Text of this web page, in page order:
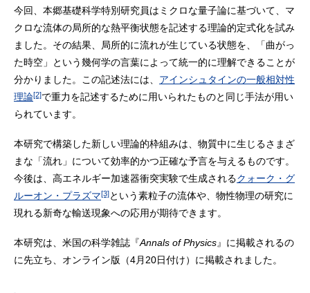
今回、本郷基礎科学特別研究員はミクロな量子論に基づいて、マ
クロな流体の局所的な熱平衡状態を記述する理論的定式化を試み
ました。その結果、局所的に流れが生じている状態を、「曲がっ
た時空」という幾何学の言葉によって統一的に理解できることが
分かりました。この記述法には、 アインシュタインの一般相対性
理論[2]で重力を記述するために用いられたものと同じ手法が用い
られています。
本研究で構築した新しい理論的枠組みは、物質中に生じるさまざ
まな「流れ」について効率的かつ正確な予言を与えるものです。
今後は、高エネルギー加速器衝突実験で生成されるクォーク・グ
ルーオン・プラズマ[3]という素粒子の流体や、物性物理の研究に
現れる新奇な輸送現象への応用が期待できます。
本研究は、米国の科学雑誌『Annals of Physics』に掲載されるの
に先立ち、オンライン版（4月20日付け）に掲載されました。